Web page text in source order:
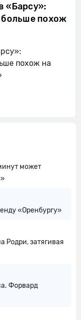
может
«Оренбургу»
Родри, затягивая
Форвард
«Барсу»:
больше похож
похож на